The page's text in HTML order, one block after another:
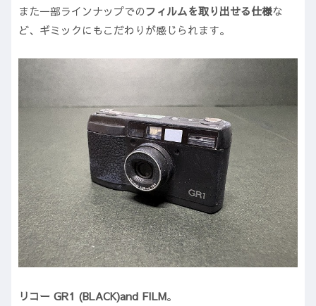
また一部ラインナップでのフィルムを取り出せる仕様な
ど、ギミックにもこだわりが感じられます。
リコー GR1 (BLACK)and FILM。